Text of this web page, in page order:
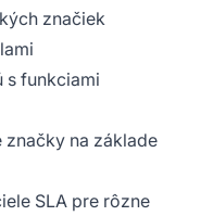
značiek
s funkciami
na základe
SLA pre rôzne